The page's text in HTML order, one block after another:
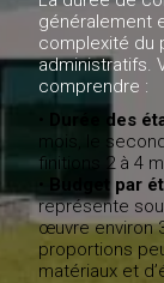
généralement
complexité du
administratifs.
comprendre :
Durée des
mois, le
finitions 2 à 4
•
Budget par
représente
œuvre environ
proportions
matériaux et